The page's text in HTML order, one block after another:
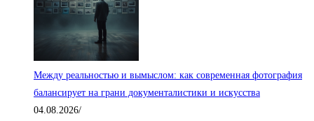
Между реальностью и вымыслом: как современная фотография
балансирует на грани документалистики и искусства
04.08.2026/